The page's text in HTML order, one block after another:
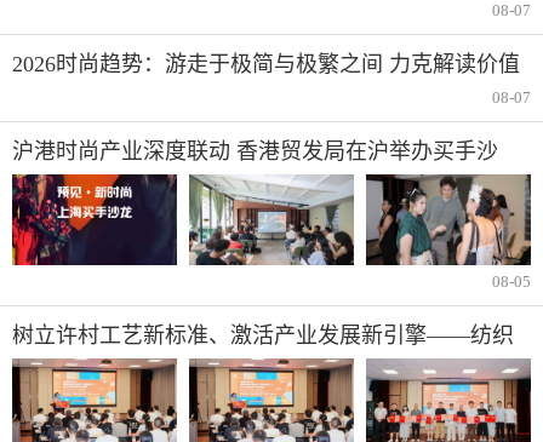
08-07
2026时尚趋势：游走于极简与极繁之间 力克解读价值
08-07
沪港时尚产业深度联动 香港贸发局在沪举办买手沙
龙，推动业界交流
08-05
树立许村工艺新标准、激活产业发展新引擎——纺织
行业服装制版师/缝纫工（服装制作工）职业技能竞赛
许村选拔赛圆满收官！